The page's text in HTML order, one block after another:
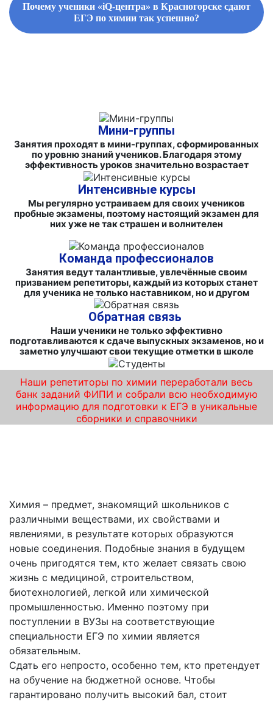
Почему ученики «iQ-центра» в Красногорске сдают
ЕГЭ по химии так успешно?
Мини-группы
Занятия проходят в мини-группах, сформированных
по уровню знаний учеников. Благодаря этому
эффективность уроков значительно возрастает
Интенсивные курсы
Мы регулярно устраиваем для своих учеников
пробные экзамены, поэтому настоящий экзамен для
них уже не так страшен и волнителен
Команда профессионалов
Занятия ведут талантливые, увлечённые своим
призванием репетиторы, каждый из которых станет
для ученика не только наставником, но и другом
Обратная связь
Наши ученики не только эффективно
подготавливаются к сдаче выпускных экзаменов, но и
заметно улучшают свои текущие отметки в школе
Наши репетиторы по химии переработали весь
банк заданий ФИПИ и собрали всю необходимую
информацию для подготовки к ЕГЭ в уникальные
сборники и справочники
Химия – предмет, знакомящий школьников с
различными веществами, их свойствами и
явлениями, в результате которых образуются
новые соединения. Подобные знания в будущем
очень пригодятся тем, кто желает связать свою
жизнь с медициной, строительством,
биотехнологией, легкой или химической
промышленностью. Именно поэтому при
поступлении в ВУЗы на соответствующие
специальности ЕГЭ по химии является
обязательным.
Сдать его непросто, особенно тем, кто претендует
на обучение на бюджетной основе. Чтобы
гарантировано получить высокий бал, стоит